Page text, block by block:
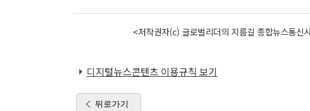
<저작권자(c) 글로벌리더의 지름길 종합뉴스통
디지털뉴스콘텐츠 이용규칙 보기
뒤로가기